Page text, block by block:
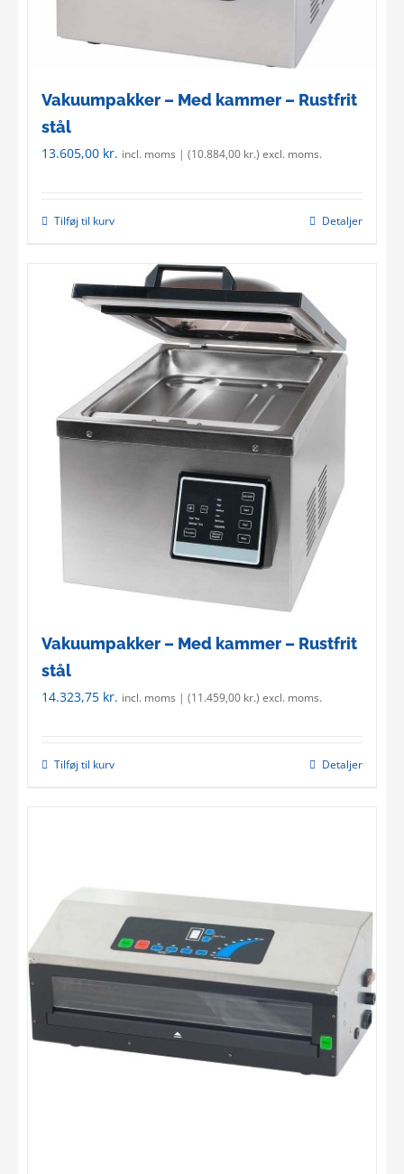
Vakuumpakker – Med kammer – Rustfrit
stål
13.605,00 kr. incl. moms | (10.884,00 kr.) excl. moms.
Tilføj til kurv Detaljer
Vakuumpakker – Med kammer – Rustfrit
stål
14.323,75 kr. incl. moms | (11.459,00 kr.) excl. moms.
Tilføj til kurv Detaljer